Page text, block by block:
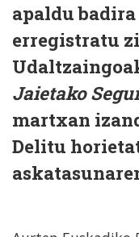
apaldu
erregistratu
Jaietako
martxan
Delitu